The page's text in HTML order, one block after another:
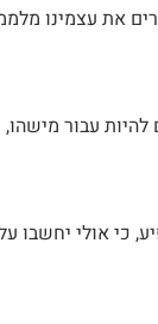
את עצמינו
להיות עבור מישהו,
כי אולי יחשבו